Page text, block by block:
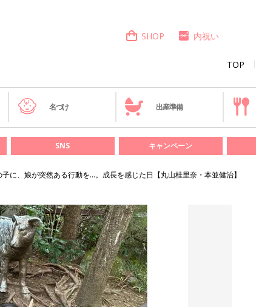
TOP
SHOP 内祝い
名づけ 出産準備
SNS キャンペーン
に、娘が突然ある行動を…。成長を感じた日【丸山桂里奈・本並健治】